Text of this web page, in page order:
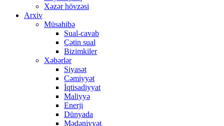
Xəzər hövzəsi
Arxiv
Müsahibə
Sual-cavab
Çətin sual
Bizimkiler
Xəbərlər
Siyasət
Cəmiyyət
İqtisadiyyat
Maliyyə
Enerji
Dünyada
Mədəniyyət